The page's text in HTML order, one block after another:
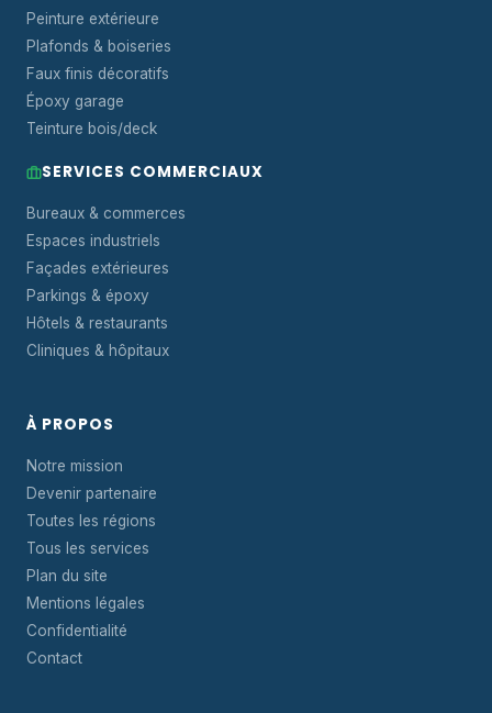
Peinture extérieure
Plafonds & boiseries
Faux finis décoratifs
Époxy garage
Teinture bois/deck
SERVICES COMMERCIAUX
Bureaux & commerces
Espaces industriels
Façades extérieures
Parkings & époxy
Hôtels & restaurants
Cliniques & hôpitaux
À PROPOS
Notre mission
Devenir partenaire
Toutes les régions
Tous les services
Plan du site
Mentions légales
Confidentialité
Contact